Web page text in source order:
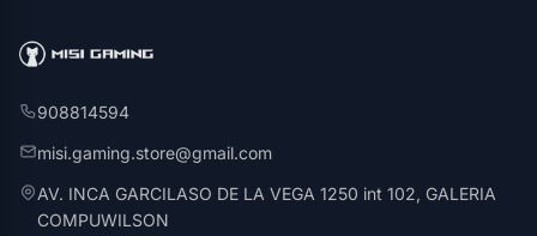
908814594
misi.gaming.store@gmail.com
AV. INCA GARCILASO DE LA VEGA 1250 int 102, GALERIA
COMPUWILSON